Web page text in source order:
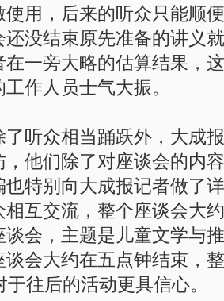
使用，后来的听众只能顺
还没结束原先准备的讲义
在一旁大略的估算结果，
作人员士气大振。
了听众相当踊跃外，大成
，他们除了对座谈会的内
也特别向大成报记者做了
相互交流，整个座谈会大
谈会，主题是儿童文学与
谈会大约在五点钟结束，
于往后的活动更具信心。